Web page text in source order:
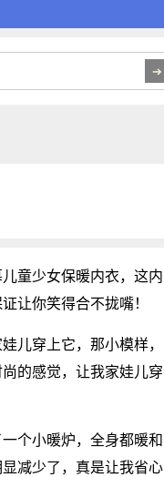
童少女保暖内衣，这内
让你笑得合不拢嘴！
儿穿上它，那小模样，
的感觉，让我家娃儿穿
个小暖炉，全身都暖和
减少了，真是让我省心